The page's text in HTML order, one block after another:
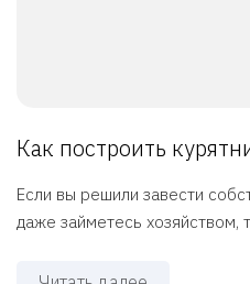
Как построить
Если вы решили завести
даже займетесь хозяйством,